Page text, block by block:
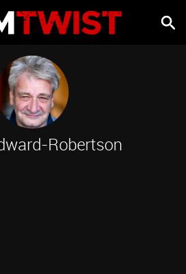
Robertson